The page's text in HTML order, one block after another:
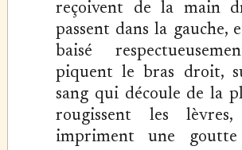
reçoivent de la main
passent dans la gauche,
baisé
piquent le bras droit,
sang qui découle de la
rougissent les
impriment une